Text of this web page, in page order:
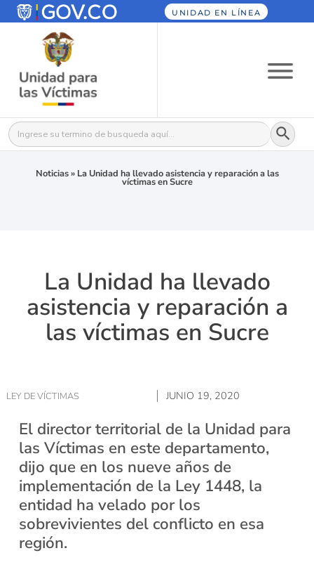
UNIDAD EN LÍNEA
Buscar: Botón
Noticias» La Unidad ha llevado asistencia y reparación a las
víctimas en Sucre
La Unidad ha llevado
asistencia y reparación a
las víctimas en Sucre
LEY DE VÍCTIMAS JUNIO 19, 2020
El director territorial de la Unidad para
las Víctimas en este departamento,
dijo que en los nueve años de
implementación de la Ley 1448, la
entidad ha velado por los
sobrevivientes del conflicto en esa
región.